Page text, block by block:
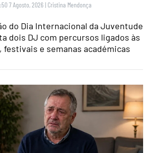
7 Agosto, 2026 | Cristina Mendonça
do Dia Internacional da Juventude
dois DJ com percursos ligados às
festivais e semanas académicas